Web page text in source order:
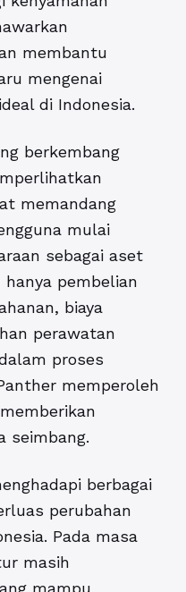
membantu
mengenai
di Indonesia.
berkembang
memandang
mulai
sebagai aset
hanya pembelian
biaya
perawatan
proses
memperoleh
seimbang.
berbagai
perubahan
Pada masa
masih